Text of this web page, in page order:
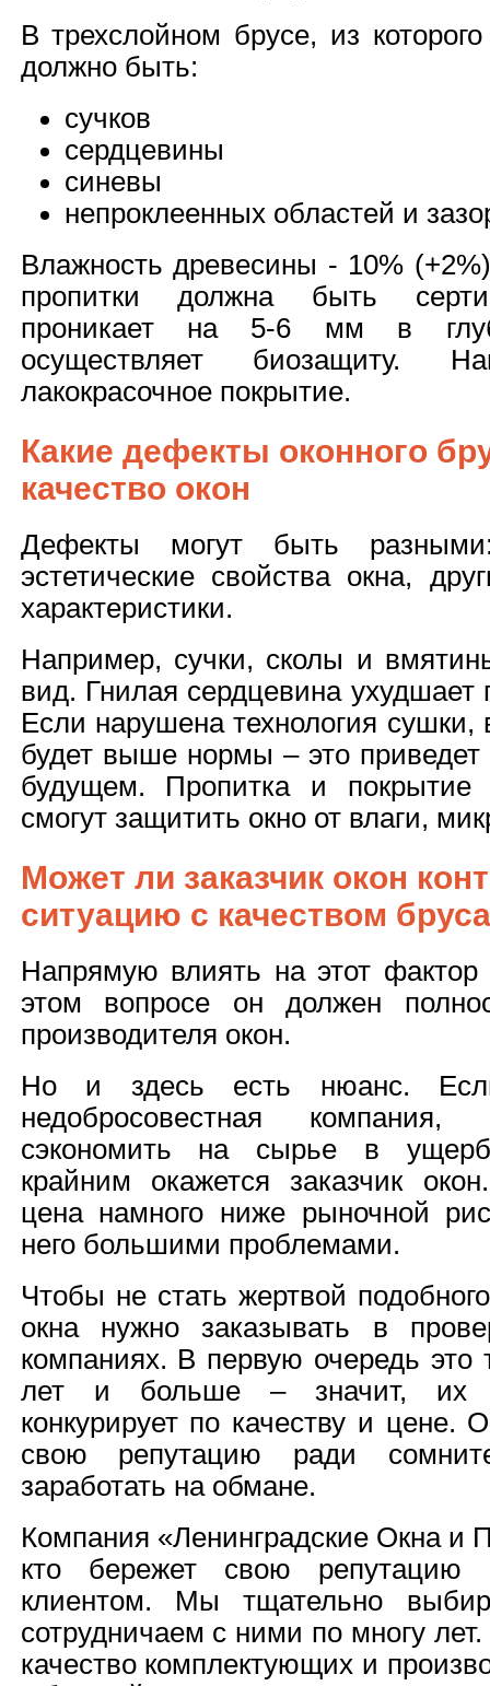
В трехслойном брусе, из
должно быть:
сучков
сердцевины
синевы
непроклеенных областей и
Влажность древесины - 10%
пропитки должна быть
проникает на 5-6 мм в
осуществляет биозащиту.
лакокрасочное покрытие.
Какие дефекты оконного
качество окон
Дефекты могут быть
эстетические свойства окна,
характеристики.
Например, сучки, сколы и
вид. Гнилая сердцевина ухудшает
Если нарушена технология сушки,
будет выше нормы – это
будущем. Пропитка и покрытие
смогут защитить окно от влаги,
Может ли заказчик окон
ситуацию с качеством
Напрямую влиять на этот фактор
этом вопросе он должен
производителя окон.
Но и здесь есть нюанс.
недобросовестная компания,
сэкономить на сырье в ущерб
крайним окажется заказчик
цена намного ниже рыночной
него большими проблемами.
Чтобы не стать жертвой
окна нужно заказывать в
компаниях. В первую очередь это
лет и больше – значит, их
конкурирует по качеству и цене.
свою репутацию ради
заработать на обмане.
Компания «Ленинградские Окна и
кто бережет свою
клиентом. Мы тщательно
сотрудничаем с ними по многу
качество комплектующих и